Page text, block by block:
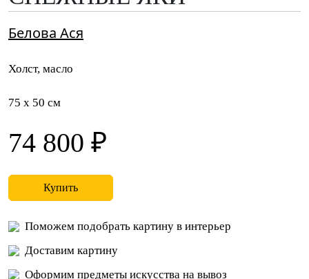
Белова Ася
Холст, масло
75 x 50 см
74 800 ₽
Купить
Поможем подобрать картину в интерьер
Доставим картину
Оформим предметы искусства на вывоз